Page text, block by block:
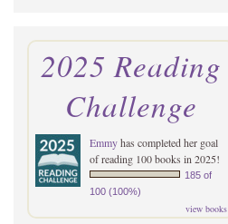
2025 Reading
Challenge
Emmyhas completed her goal
of reading 100 books in 2025!
185 of
100 (100%)
view books